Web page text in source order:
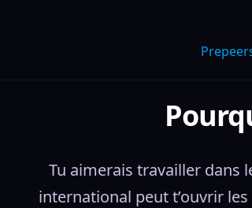
Tu aimerais travailler dans
international peut t’ouvrir